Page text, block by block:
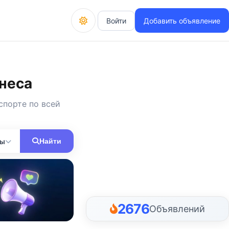
Войти Добавить объявление
по всей
Найти
2676Объявлений